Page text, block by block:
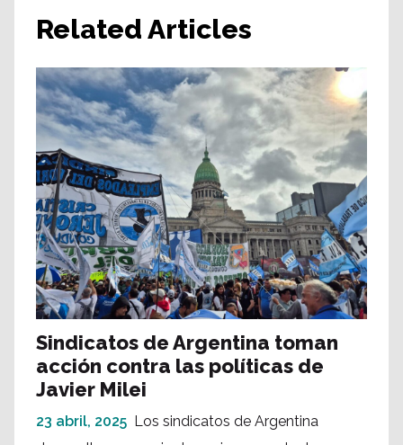
Related Articles
Sindicatos de Argentina toman
acción contra las políticas de
Javier Milei
23 abril, 2025 Los sindicatos de Argentina